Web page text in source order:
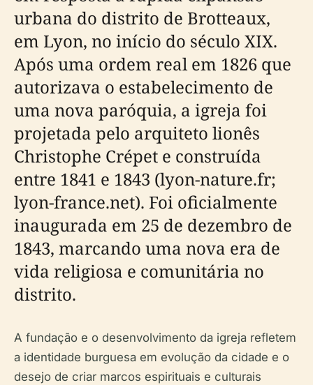
urbana do distrito de Brotteaux,
em Lyon, no início do século XIX.
Após uma ordem real em 1826 que
autorizava o estabelecimento de
uma nova paróquia, a igreja foi
projetada pelo arquiteto lionês
Christophe Crépet e construída
entre 1841 e 1843 (lyon-nature.fr;
lyon-france.net). Foi oficialmente
inaugurada em 25 de dezembro de
1843, marcando uma nova era de
vida religiosa e comunitária no
distrito.
A fundação e o desenvolvimento da igreja refletem
a identidade burguesa em evolução da cidade e o
desejo de criar marcos espirituais e culturais